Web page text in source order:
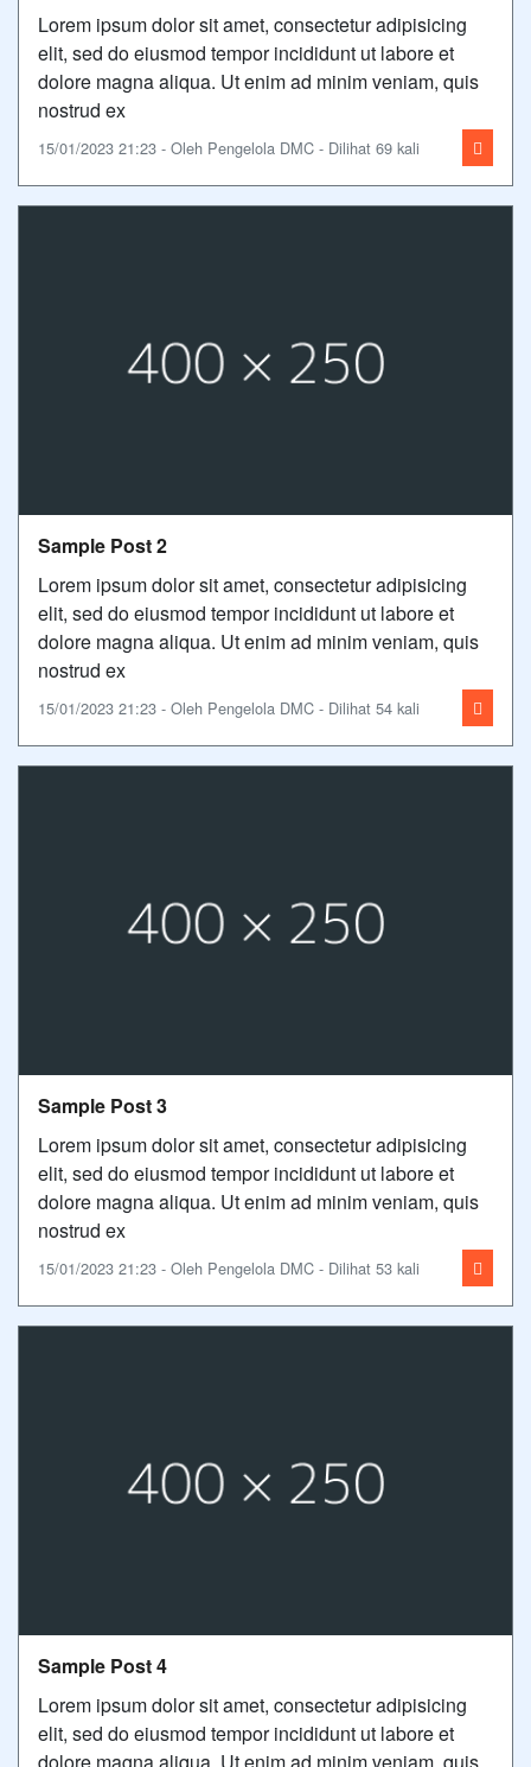
Lorem ipsum dolor sit amet, consectetur adipisicing
elit, sed do eiusmod tempor incididunt ut labore et
dolore magna aliqua. Ut enim ad minim veniam, quis
nostrud ex
15/01/2023 21:23 - Oleh Pengelola DMC - Dilihat 69 kali
Sample Post 2
Lorem ipsum dolor sit amet, consectetur adipisicing
elit, sed do eiusmod tempor incididunt ut labore et
dolore magna aliqua. Ut enim ad minim veniam, quis
nostrud ex
15/01/2023 21:23 - Oleh Pengelola DMC - Dilihat 54 kali
Sample Post 3
Lorem ipsum dolor sit amet, consectetur adipisicing
elit, sed do eiusmod tempor incididunt ut labore et
dolore magna aliqua. Ut enim ad minim veniam, quis
nostrud ex
15/01/2023 21:23 - Oleh Pengelola DMC - Dilihat 53 kali
Sample Post 4
Lorem ipsum dolor sit amet, consectetur adipisicing
elit, sed do eiusmod tempor incididunt ut labore et